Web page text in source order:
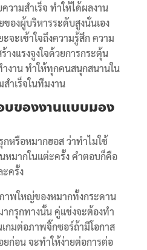
ามสำเร็จ ทำให้ได้ผลงาน
องผู้บริหารระดับสูงนั่นเอง
จะเข้าใจถึงความรู้สึก ความ
งแรงจูงใจด้วยการกระตุ้น
ำงาน ทำให้ทุกคนสนุกสนานใน
ำเร็จในทีมงาน
บของงานแบบมอง
หรือหมากฮอส ว่าทำไมใช้
หมากในแต่ะครั้ง คำตอบก็คือ
ะครั้ง
าพใหญ่ของหมากทั้งกระดาน
ากรุกทางนั้น คู่แข่งจะต้องทำ
กมต่อภาพจิ๊กซอร์ถ้ามีโอกาส
ก่อน จะทำให้ง่ายต่อการต่อ